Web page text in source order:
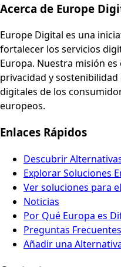
Acerca de Europe
Europe Digital es una
fortalecer los servicios
Europa. Nuestra misión
privacidad y
digitales de los
europeos.
Enlaces Rápidos
Descubrir
Explorar Soluciones
Ver soluciones para
Noticias
Por Qué Europa es
Preguntas Frecuentes
Añadir una